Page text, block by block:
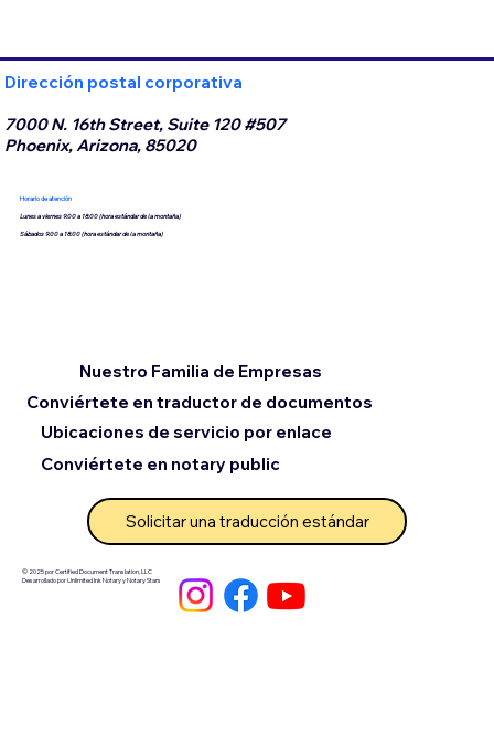
Dirección postal corporativa
7000 N. 16th Street, Suite 120 #507
Phoenix, Arizona, 85020
Horario de atención
Lunes a viernes 9:00 a 18:00 (hora estándar de la montaña)
Sábados 9:00 a 18:00 (hora estándar de la montaña)
© 2025 por Certified Document Translation, LLC
Desarrollado por Unlimited Ink Notary y Notary Stars
Conviértete en traductor de documentos
Ubicaciones de servicio por enlace
Nuestro Familia de Empresas
Conviértete en notary public
Solicitar una traducción estándar